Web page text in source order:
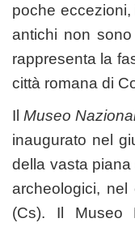
poche
antichi non
rappresenta la
città romana di
Il Museo
inaugurato nel
della vasta
archeologici,
(Cs). Il Museo